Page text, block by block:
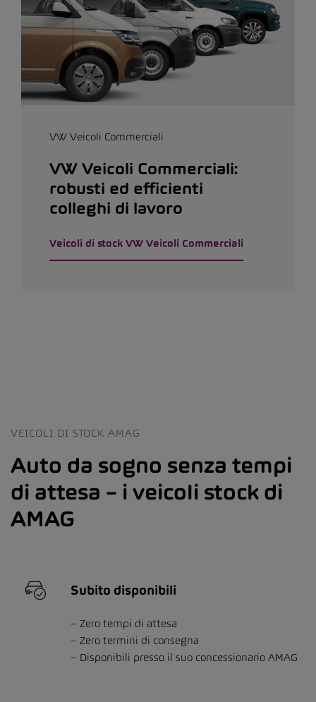
VW Veicoli Commerciali
VW Veicoli Commerciali:
robusti ed efficienti
colleghi di lavoro
Veicoli di stock VW Veicoli Commerciali
VEICOLI DI STOCK AMAG
Auto da sogno senza tempi
di attesa – i veicoli stock di
AMAG
Subito disponibili
Zero tempi di attesa
Zero termini di consegna
Disponibili presso il suo concessionario AMAG